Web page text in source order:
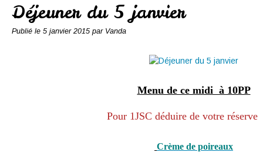
Déjeuner du 5 janvier
Publié le 5 janvier 2015 par Vanda
Menu de ce midi à 10PP
Pour 1JSC déduire de votre réserve
Crème de poireaux